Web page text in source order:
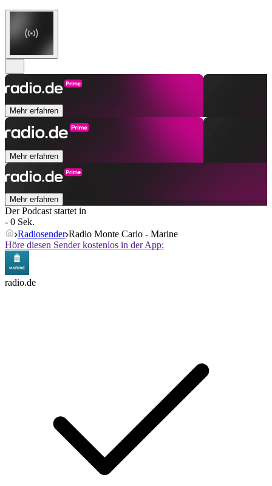
Mehr erfahren
Mehr erfahren
Mehr erfahren
Der Podcast startet in
- 0 Sek.
Radiosender Radio Monte Carlo - Marine
Höre diesen Sender kostenlos in der App:
radio.de